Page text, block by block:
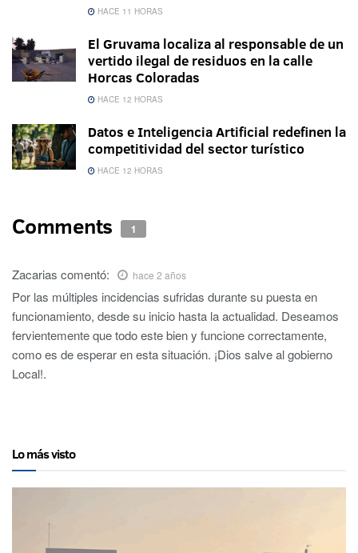
HACE 11 HORAS
El Gruvama localiza al responsable de un
vertido ilegal de residuos en la calle
Horcas Coloradas
HACE 12 HORAS
Datos e Inteligencia Artificial redefinen la
competitividad del sector turístico
HACE 12 HORAS
Comments 1
Zacarias comentó: hace 2 años
Por las múltiples incidencias sufridas durante su puesta en
funcionamiento, desde su inicio hasta la actualidad. Deseamos
fervientemente que todo este bien y funcione correctamente,
como es de esperar en esta situación. ¡Dios salve al gobierno
Local!.
Lo más visto